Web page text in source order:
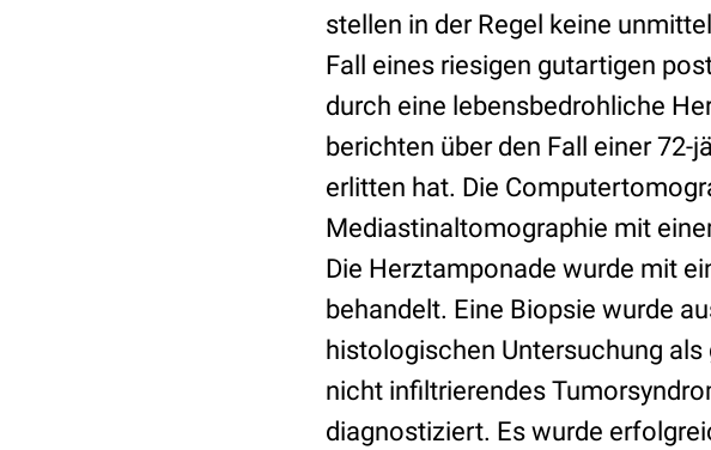
stellen in der Regel keine
Fall eines riesigen gutartigen
durch eine lebensbedrohliche
berichten über den Fall einer 72-
erlitten hat. Die
Mediastinaltomographie mit
Die Herztamponade wurde mit
behandelt. Eine Biopsie wurde
histologischen Untersuchung
nicht infiltrierendes
diagnostiziert. Es wurde